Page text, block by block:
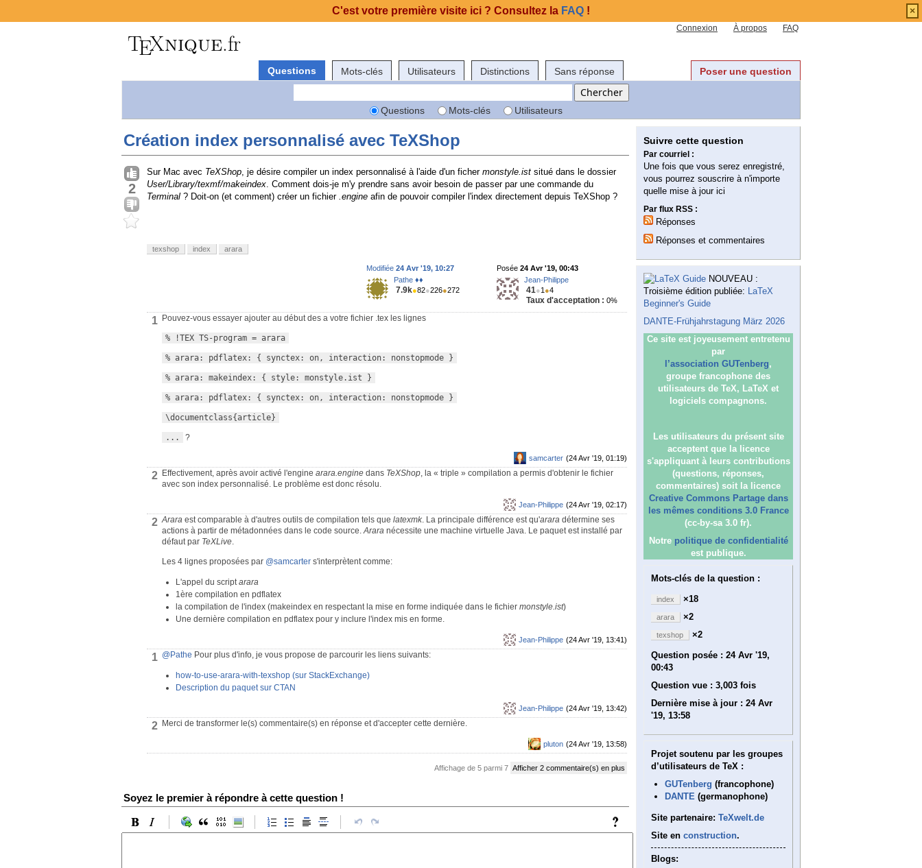
Connexion À propos FAQ
Questions Mots-clés Utilisateurs Distinctions Sans réponse Poser une question
Questions Mots-clés Utilisateurs
Création index personnalisé avec TeXShop
2
Sur Mac avec TeXShop, je désire compiler un index personnalisé à l'aide d'un ficher monstyle.ist situé dans le dossier
User/Library/texmf/makeindex. Comment dois-je m'y prendre sans avoir besoin de passer par une commande du
Terminal ? Doit-on (et comment) créer un fichier .engine afin de pouvoir compiler l'index directement depuis TeXShop ?
texshop index arara
Posée 24 Avr '19, 00:43
Jean-Philippe
41●1 ●4
Taux d'acceptation : 0%
Modifiée 24 Avr '19, 10:27
Pathe ♦♦
7.9k●82●226●272
1 Pouvez-vous essayer ajouter au début des a votre fichier .tex les lignes
% !TEX TS-program = arara
% arara: pdflatex: { synctex: on, interaction: nonstopmode }
% arara: makeindex: { style: monstyle.ist }
% arara: pdflatex: { synctex: on, interaction: nonstopmode }
\documentclass{article}
... ?
(24 Avr '19, 01:19)
samcarter
2 Effectivement, après avoir activé l'engine arara.engine dans TeXShop, la « triple » compilation a permis d'obtenir le fichier
avec son index personnalisé. Le problème est donc résolu.
(24 Avr '19, 02:17)
Jean-Philippe
2 Arara est comparable à d'autres outils de compilation tels que latexmk. La principale différence est qu'arara détermine ses
actions à partir de métadonnées dans le code source.Arara nécessite une machine virtuelle Java. Le paquet est installé par
défaut par TeXLive.
Les 4 lignes proposées par @samcarter s'interprètent comme:
L'appel du scriptarara
1ère compilation en pdflatex
la compilation de l'index (makeindex en respectant la mise en forme indiquée dans le fichier monstyle.ist)
Une dernière compilation en pdflatex pour y inclure l'index mis en forme.
(24 Avr '19, 13:41)
Jean-Philippe
1 @Pathe Pour plus d'info, je vous propose de parcourir les liens suivants:
how-to-use-arara-with-texshop (sur StackExchange)
Description du paquet sur CTAN
(24 Avr '19, 13:42)
Jean-Philippe
2 Merci de transformer le(s) commentaire(s) en réponse et d'accepter cette dernière.
(24 Avr '19, 13:58)
pluton
Affichage de 5 parmi 7 Afficher 2 commentaire(s) en plus
Soyez le premier à répondre à cette question !
Suivre cette question
Par courriel :
Une fois que vous serez enregistré,
vous pourrez souscrire à n'importe
quelle mise à jour ici
Par flux RSS :
Réponses
Réponses et commentaires
NOUVEAU :
Troisième édition publiée: LaTeX
Beginner's Guide
DANTE-Frühjahrstagung März 2026
Ce site est joyeusement entretenu
par
l’association GUTenberg,
groupe francophone des
utilisateurs de TeX, LaTeX et
logiciels compagnons.
Les utilisateurs du présent site
acceptent que la licence
s'appliquant à leurs contributions
(questions, réponses,
commentaires) soit la licence
Creative Commons Partage dans
les mêmes conditions 3.0 France
(cc-by-sa 3.0 fr).
Notre politique de confidentialité
est publique.
Mots-clés de la question :
index ×18
arara ×2
texshop
×2
Question posée : 24 Avr '19,
00:43
Question vue : 3,003 fois
Dernière mise à jour : 24 Avr
'19, 13:58
Projet soutenu par les groupes
d’utilisateurs de TeX :
GUTenberg (francophone)
DANTE (germanophone)
Site partenaire: TeXwelt.de
Site en construction.
Blogs:
C'est votre première visite ici ? Consultez la FAQ ! ×